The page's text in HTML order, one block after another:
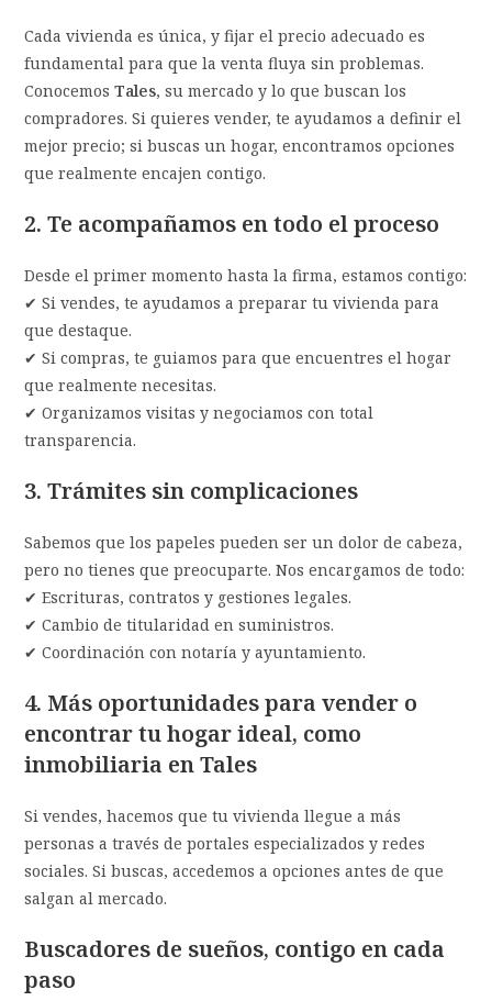
Cada vivienda es única, y fijar el precio adecuado es
fundamental para que la venta fluya sin problemas.
ConocemosTales, su mercado y lo que buscan los
compradores. Si quieres vender, te ayudamos a definir el
mejor precio; si buscas un hogar, encontramos opciones
que realmente encajen contigo.
2. Te acompañamos en todo el proceso
Desde el primer momento hasta la firma, estamos contigo:
✔ Si vendes, te ayudamos a preparar tu vivienda para
que destaque.
✔ Si compras, te guiamos para que encuentres el hogar
que realmente necesitas.
✔ Organizamos visitas y negociamos con total
transparencia.
3. Trámites sin complicaciones
Sabemos que los papeles pueden ser un dolor de cabeza,
pero no tienes que preocuparte. Nos encargamos de todo:
✔ Escrituras, contratos y gestiones legales.
✔ Cambio de titularidad en suministros.
✔ Coordinación con notaría y ayuntamiento.
4. Más oportunidades para vender o
encontrar tu hogar ideal, como
inmobiliaria enTales
Si vendes, hacemos que tu vivienda llegue a más
personas a través de portales especializados y redes
sociales. Si buscas, accedemos a opciones antes de que
salgan al mercado.
Buscadores de sueños, contigo en cada
paso